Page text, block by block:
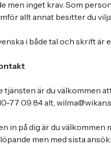
men inget krav. Som
allt annat besitter du
i både tal och skrift är
tjänsten är du välkommen
77 09 84 alt,
in på dig är du välkommen
men med sista